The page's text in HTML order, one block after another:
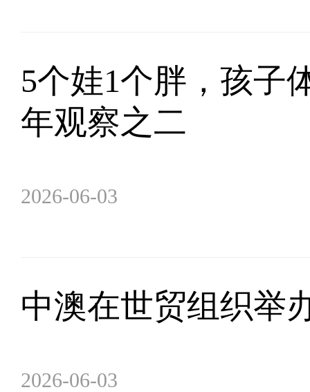
5个娃1个胖，孩
年观察之二
2026-06-03
中澳在世贸组织举
2026-06-03